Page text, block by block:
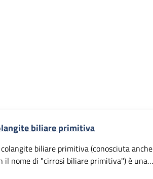
biliare primitiva
biliare primitiva (conosciuta anche
il nome di "cirrosi biliare primitiva") è una